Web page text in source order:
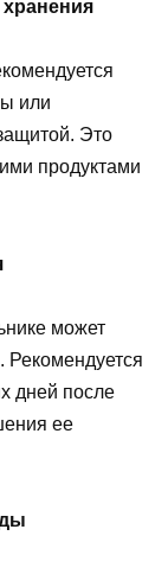
или
Это
продуктами
может
Рекомендуется
дней после
ее